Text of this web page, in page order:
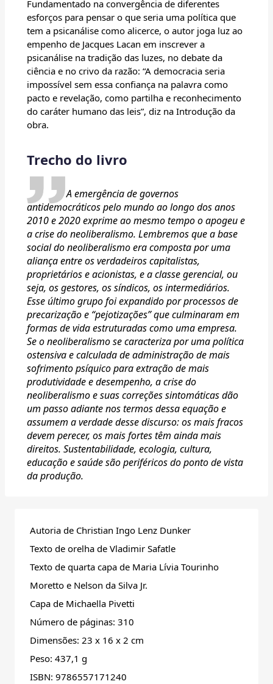
Fundamentado na convergência de diferentes
esforços para pensar o que seria uma política que
tem a psicanálise como alicerce, o autor joga luz ao
empenho de Jacques Lacan em inscrever a
psicanálise na tradição das luzes, no debate da
ciência e no crivo da razão: “A democracia seria
impossível sem essa confiança na palavra como
pacto e revelação, como partilha e reconhecimento
do caráter humano das leis”, diz na Introdução da
obra.
Trecho do livro
A emergência de governos
antidemocráticos pelo mundo ao longo dos anos
2010 e 2020 exprime ao mesmo tempo o apogeu e
a crise do neoliberalismo. Lembremos que a base
social do neoliberalismo era composta por uma
aliança entre os verdadeiros capitalistas,
proprietários e acionistas, e a classe gerencial, ou
seja, os gestores, os síndicos, os intermediários.
Esse último grupo foi expandido por processos de
precarização e “pejotizações” que culminaram em
formas de vida estruturadas como uma empresa.
Se o neoliberalismo se caracteriza por uma política
ostensiva e calculada de administração de mais
sofrimento psíquico para extração de mais
produtividade e desempenho, a crise do
neoliberalismo e suas correções sintomáticas dão
um passo adiante nos termos dessa equação e
assumem a verdade desse discurso: os mais fracos
devem perecer, os mais fortes têm ainda mais
direitos. Sustentabilidade, ecologia, cultura,
educação e saúde são periféricos do ponto de vista
da produção.
Autoria de Christian Ingo Lenz Dunker
Texto de orelha de Vladimir Safatle
Texto de quarta capa de Maria Lívia Tourinho
Moretto e Nelson da Silva Jr.
Capa de Michaella Pivetti
Número de páginas: 310
Dimensões: 23 x 16 x 2 cm
Peso: 437,1 g
ISBN: 9786557171240